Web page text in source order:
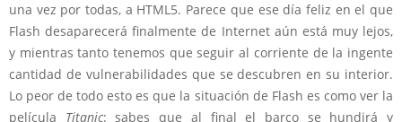
una vez por todas, a HTML5. Parece que ese día feliz en el que
Flash desaparecerá finalmente de Internet aún está muy lejos,
y mientras tanto tenemos que seguir al corriente de la ingente
cantidad de vulnerabilidades que se descubren en su interior.
Lo peor de todo esto es que la situación de Flash es como ver la
película Titanic: sabes que al final el barco se hundirá y